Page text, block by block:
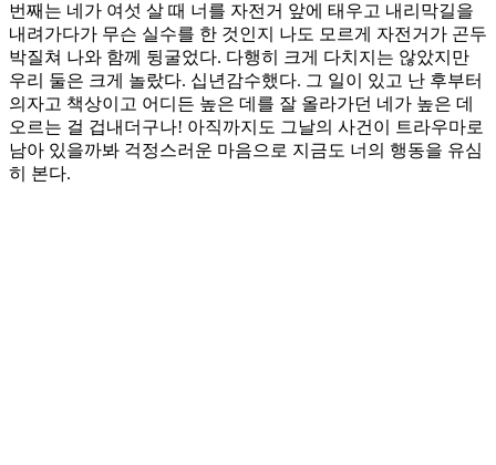
번째는 네가 여섯 살 때 너를 자전거 앞에 태우고 내리막길을
내려가다가 무슨 실수를 한 것인지 나도 모르게 자전거가 곤두
박질쳐 나와 함께 뒹굴었다. 다행히 크게 다치지는 않았지만
우리 둘은 크게 놀랐다. 십년감수했다. 그 일이 있고 난 후부터
의자고 책상이고 어디든 높은 데를 잘 올라가던 네가 높은 데
오르는 걸 겁내더구나! 아직까지도 그날의 사건이 트라우마로
남아 있을까봐 걱정스러운 마음으로 지금도 너의 행동을 유심
히 본다.